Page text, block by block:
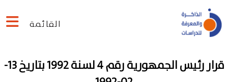
القائمة
قرار رئيس الجمهورية رقم 4 لسنة 1992 بتاريخ 13-